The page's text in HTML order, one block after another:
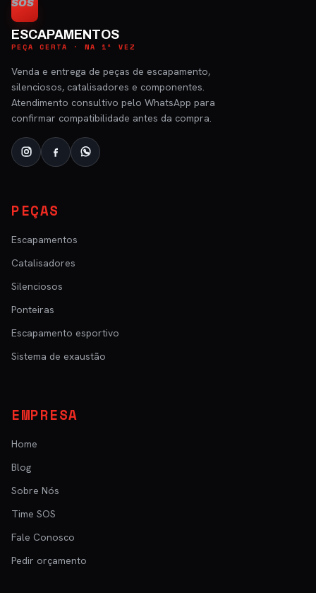
SOS
ESCAPAMENTOS
PEÇA CERTA · NA 1ª VEZ
Venda e entrega de peças de escapamento,
silenciosos, catalisadores e componentes.
Atendimento consultivo pelo WhatsApp para
confirmar compatibilidade antes da compra.
PEÇAS
Escapamentos
Catalisadores
Silenciosos
Ponteiras
Escapamento esportivo
Sistema de exaustão
EMPRESA
Home
Blog
Sobre Nós
Time SOS
Fale Conosco
Pedir orçamento